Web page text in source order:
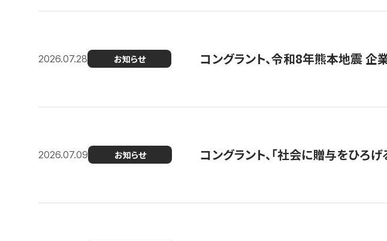
2026.07.28 お知らせ コングラント、令和8年熊本地震
2026.07.09 お知らせ コングラント、「社会に贈与をひろ